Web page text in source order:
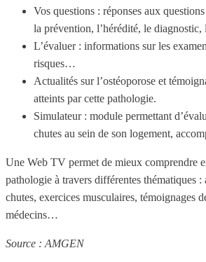
Vos questions : réponses aux
la prévention, l’hérédité, le
L’évaluer : informations sur les
risques…
Actualités sur l’ostéoporose et
atteints par cette pathologie.
Simulateur : module permettant
chutes au sein de son logement,
Une Web TV permet de mieux comprendre
pathologie à travers différentes thématiques :
chutes, exercices musculaires, témoignages
médecins…
Source : AMGEN